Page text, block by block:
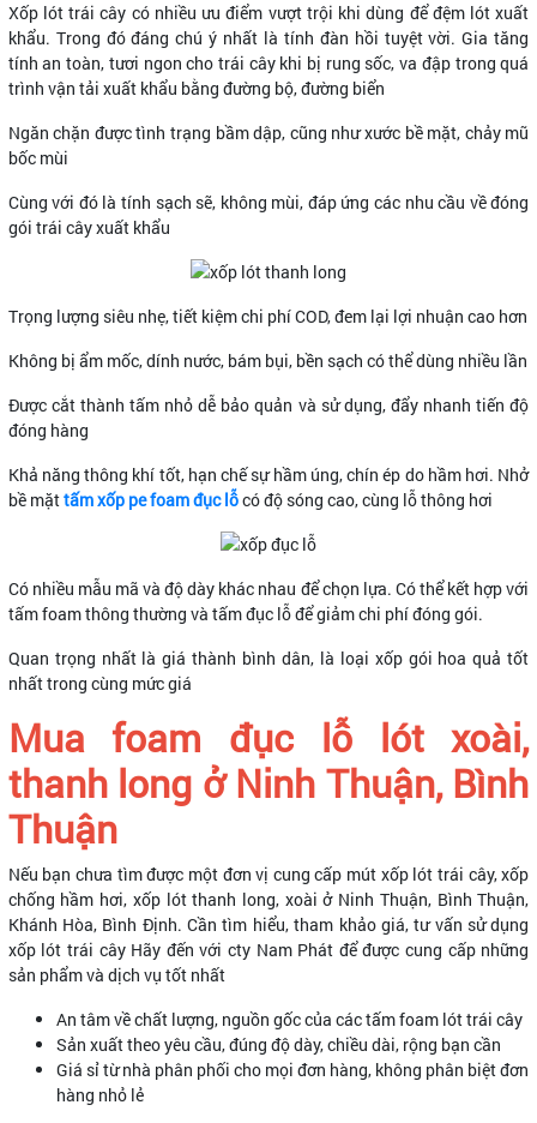
Xốp lót trái cây có nhiều ưu điểm vượt trội khi dùng để đệm lót xuất
khẩu. Trong đó đáng chú ý nhất là tính đàn hồi tuyệt vời. Gia tăng
tính an toàn, tươi ngon cho trái cây khi bị rung sốc, va đập trong quá
trình vận tải xuất khẩu bằng đường bộ, đường biển
Ngăn chặn được tình trạng bầm dập, cũng như xước bề mặt, chảy mũ
bốc mùi
Cùng với đó là tính sạch sẽ, không mùi, đáp ứng các nhu cầu về đóng
gói trái cây xuất khẩu
Trọng lượng siêu nhẹ, tiết kiệm chi phí COD, đem lại lợi nhuận cao hơn
Không bị ẩm mốc, dính nước, bám bụi, bền sạch có thể dùng nhiều lần
Được cắt thành tấm nhỏ dễ bảo quản và sử dụng, đẩy nhanh tiến độ
đóng hàng
Khả năng thông khí tốt, hạn chế sự hầm úng, chín ép do hầm hơi. Nhở
bề mặttấm xốp pe foam đục lỗcó độ sóng cao, cùng lỗ thông hơi
Có nhiều mẫu mã và độ dày khác nhau để chọn lựa. Có thể kết hợp với
tấm foam thông thường và tấm đục lỗ để giảm chi phí đóng gói.
Quan trọng nhất là giá thành bình dân, là loại xốp gói hoa quả tốt
nhất trong cùng mức giá
Mua foam đục lỗ lót xoài,
thanh long ở Ninh Thuận, Bình
Thuận
Nếu bạn chưa tìm được một đơn vị cung cấp mút xốp lót trái cây, xốp
chống hầm hơi, xốp lót thanh long, xoài ở Ninh Thuận, Bình Thuận,
Khánh Hòa, Bình Định. Cần tìm hiểu, tham khảo giá, tư vấn sử dụng
xốp lót trái cây Hãy đến với cty Nam Phát để được cung cấp những
sản phẩm và dịch vụ tốt nhất
An tâm về chất lượng, nguồn gốc của các tấm foam lót trái cây
Sản xuất theo yêu cầu, đúng độ dày, chiều dài, rộng bạn cần
Giá sỉ từ nhà phân phối cho mọi đơn hàng, không phân biệt đơn
hàng nhỏ lẻ